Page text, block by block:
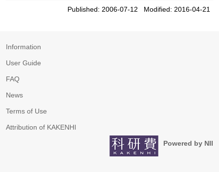
Published: 2006-07-12 Modified: 2016-04-21
Information
User Guide
FAQ
News
Terms of Use
Attribution of KAKENHI
Powered by NII